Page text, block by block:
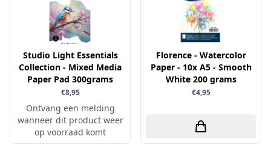
Little Birdie
Maja Design
Marianne Design
Marij Rahder
Memento
Mintay
Morgana Fantasy
Studio Light Essentials
Collection - Mixed Media
Paper Pad 300grams
€8,95
Ontvang een melding
wanneer dit product weer
op voorraad komt
Florence - Watercolor
Paper - 10x A5 - Smooth
White 200 grams
€4,95